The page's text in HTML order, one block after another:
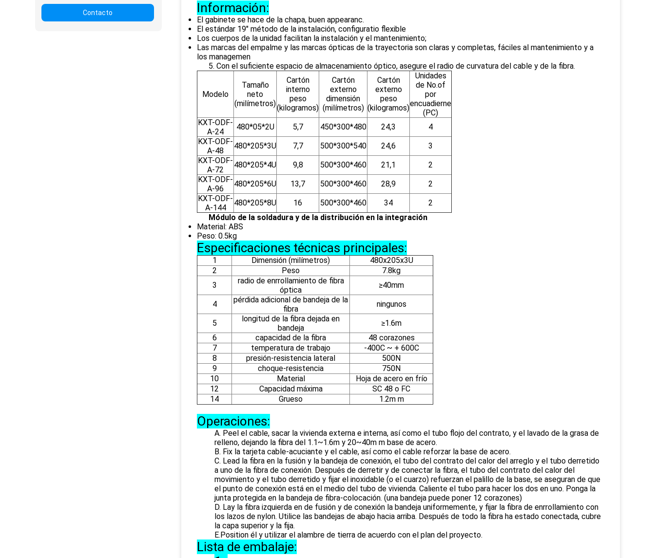
Contacto Información:
El gabinete se hace de la chapa, buen appearanc.
El estándar 19" método de la instalación, configuratio flexible
Los cuerpos de la unidad facilitan la instalación y el mantenimiento;
Las marcas del empalme y las marcas ópticas de la trayectoria son claras y completas, fáciles al mantenimiento y a
los managemen
5. Con el suficiente espacio de almacenamiento óptico, asegure el radio de curvatura del cable y de la fibra.
Modelo
Tamaño
neto
(milímetros)
Cartón
interno
peso
(kilogramos)
Cartón
externo
dimensión
(milímetros)
Cartón
externo
peso
(kilogramos)
Unidades
de No.of
por
encuadierne
(PC)
KXT-ODF-
A-24
480*05*2U 5,7 450*300*480 24,3
4
KXT-ODF-
A-48
480*205*3U 7,7 500*300*540 24,6
3
KXT-ODF-
A-72
480*205*4U 9,8 500*300*460 21,1
2
KXT-ODF-
A-96
480*205*6U 13,7 500*300*460 28,9
2
KXT-ODF-
A-144
480*205*8U 16 500*300*460 34
2
Módulo de la soldadura y de la distribución en la integración
Material: ABS
Peso: 0.5kg
Especificaciones técnicas principales:
1 Dimensión (milímetros)
480x205x3U
2
Peso
7.8kg
3
radio de enrrollamiento de fibra
óptica
≥40mm
4
pérdida adicional de bandeja de la
fibra
ningunos
5
longitud de la fibra dejada en
bandeja
≥1.6m
6
capacidad de la fibra
48 corazones
7
temperatura de trabajo
-400C ~ + 600C
8
presión-resistencia lateral
500N
9
choque-resistencia
750N
10
Material
Hoja de acero en frío
12
Capacidad máxima
SC 48 o FC
14
Grueso 1.2m m
Operaciones:
A. Peel el cable, sacar la vivienda externa e interna, así como el tubo flojo del contrato, y el lavado de la grasa de
relleno, dejando la fibra del 1.1~1.6m y 20~40m m base de acero.
B. Fix la tarjeta cable-acuciante y el cable, así como el cable reforzar la base de acero.
C. Lead la fibra en la fusión y la bandeja de conexión, el tubo del contrato del calor del arreglo y el tubo derretido
a uno de la fibra de conexión. Después de derretir y de conectar la fibra, el tubo del contrato del calor del
movimiento y el tubo derretido y fijar el inoxidable (o el cuarzo) refuerzan el palillo de la base, se aseguran de que
el punto de conexión está en el medio del tubo de vivienda. Caliente el tubo para hacer los dos en uno. Ponga la
junta protegida en la bandeja de fibra-colocación. (una bandeja puede poner 12 corazones)
D. Lay la fibra izquierda en de fusión y de conexión la bandeja uniformemente, y fijar la fibra de enrrollamiento con
los lazos de nylon. Utilice las bandejas de abajo hacia arriba. Después de todo la fibra ha estado conectada, cubre
la capa superior y la fija.
E.Position él y utilizar el alambre de tierra de acuerdo con el plan del proyecto.
Lista de embalaje: